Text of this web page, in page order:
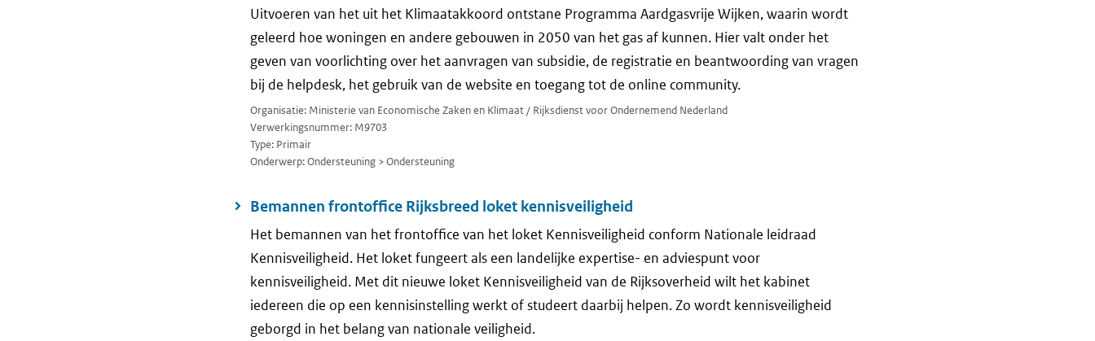
Uitvoeren van het uit het Klimaatakkoord ontstane Programma Aardgasvrije Wijken, waarin wordt
geleerd hoe woningen en andere gebouwen in 2050 van het gas af kunnen. Hier valt onder het
geven van voorlichting over het aanvragen van subsidie, de registratie en beantwoording van vragen
bij de helpdesk, het gebruik van de website en toegang tot de online community.
Organisatie: Ministerie van Economische Zaken en Klimaat / Rijksdienst voor Ondernemend Nederland
Verwerkingsnummer: M9703
Type: Primair
Onderwerp: Ondersteuning > Ondersteuning
Bemannen frontoffice Rijksbreed loket kennisveiligheid
Het bemannen van het frontoffice van het loket Kennisveiligheid conform Nationale leidraad
Kennisveiligheid. Het loket fungeert als een landelijke expertise- en adviespunt voor
kennisveiligheid. Met dit nieuwe loket Kennisveiligheid van de Rijksoverheid wilt het kabinet
iedereen die op een kennisinstelling werkt of studeert daarbij helpen. Zo wordt kennisveiligheid
geborgd in het belang van nationale veiligheid.